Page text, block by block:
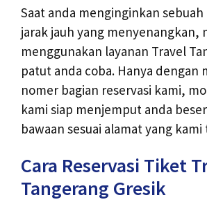
Saat anda menginginkan
jarak jauh yang menyenangkan,
menggunakan layanan Travel
patut anda coba. Hanya dengan
nomer bagian reservasi kami,
kami siap menjemput anda
bawaan sesuai alamat yang
Cara Reservasi Tiket
Tangerang Gresik